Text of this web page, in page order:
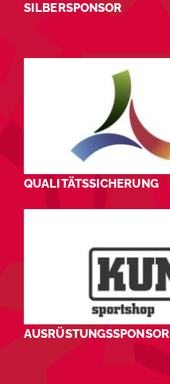
SILBERSPONSOR
QUALITÄTSSICHERUNG
AUSRÜSTUNGSSPONSOR